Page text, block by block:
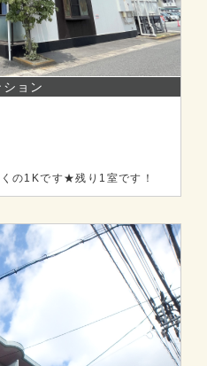
ョン
の1Kです★残り1室です！